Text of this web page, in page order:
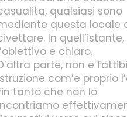
qualsiasi sono
questa locale
In quell’istante,
e chiaro.
parte, non e
com’e proprio
tanto che non lo